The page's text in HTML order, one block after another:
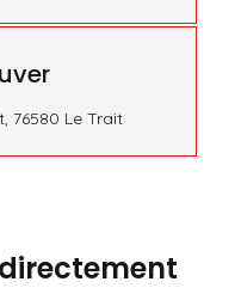
76580 Le Trait